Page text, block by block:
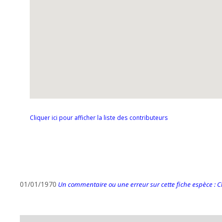
Cliquer ici pour afficher la liste des contributeurs
01/01/1970 Un commentaire ou une erreur sur cette fiche espèce :